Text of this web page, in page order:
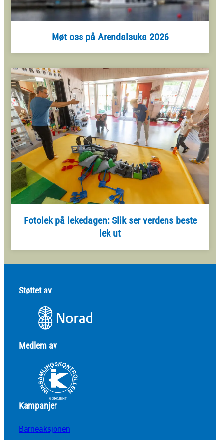
Møt oss på Arendalsuka 2026
Fotolek på lekedagen: Slik ser verdens beste
lek ut
Støttet av
Medlem av
Kampanjer
Barneaksjonen